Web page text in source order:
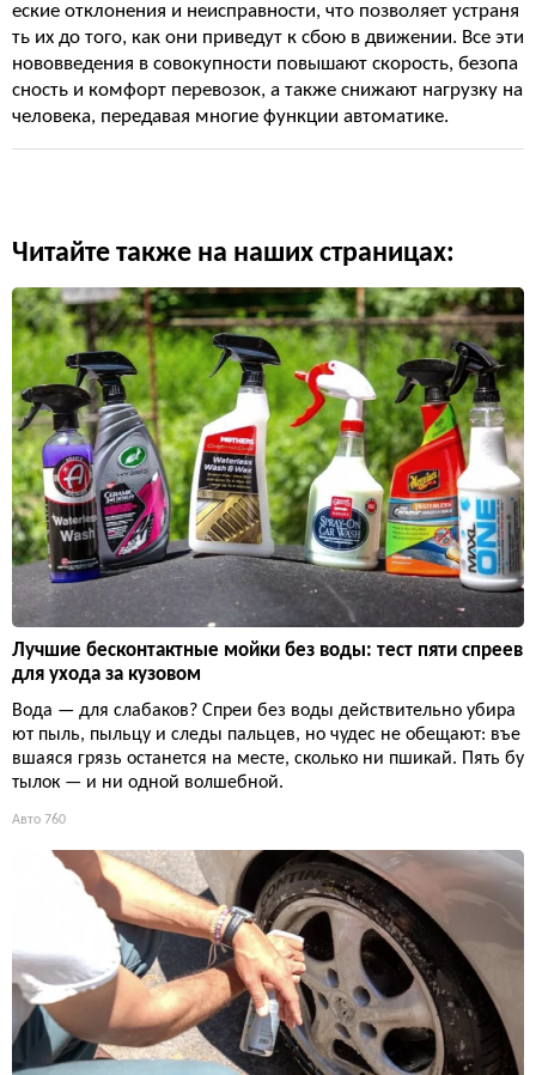
еские отклонения и неисправности, что позволяет устраня
ть их до того, как они приведут к сбою в движении. Все эти
нововведения в совокупности повышают скорость, безопа
сность и комфорт перевозок, а также снижают нагрузку на
человека, передавая многие функции автоматике.
Читайте также на наших страницах:
Лучшие бесконтактные мойки без воды: тест пяти спреев
для ухода за кузовом
Вода — для слабаков? Спреи без воды действительно убира
ют пыль, пыльцу и следы пальцев, но чудес не обещают: въе
вшаяся грязь останется на месте, сколько ни пшикай. Пять бу
тылок — и ни одной волшебной.
Авто 760